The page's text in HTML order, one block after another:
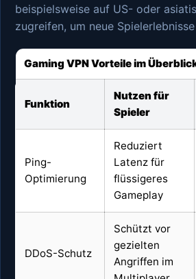
beispielsweise auf US- oder
zugreifen, um neue
Gaming VPN Vorteile im
Funktion
Nutzen für
Spieler
Ping-
Optimierung
Reduziert
Latenz für
flüssigeres
Gameplay
DDoS-Schutz
Schützt vor
gezielten
Angriffen im